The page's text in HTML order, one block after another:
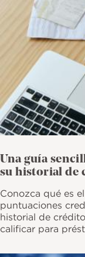
Una guía
su historial de
Conozca qué es
puntuaciones
historial de
calificar para